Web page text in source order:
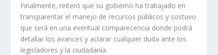
Finalmente, reiteró que su gobierno ha trabajado en
transparentar el manejo de recursos públicos y sostuvo
que será en una eventual comparecencia donde podrá
detallar los avances y aclarar cualquier duda ante los
legisladores y la ciudadanía.